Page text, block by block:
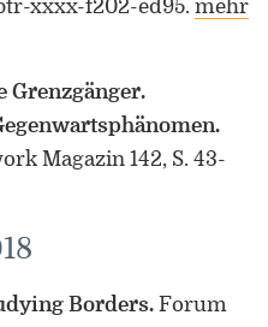
xxxx-f202-ed95. mehr
Grenzgänger.
Magazin 142, S. 43-
Borders. Forum